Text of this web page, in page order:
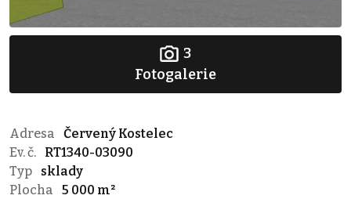
3
Fotogalerie
Adresa
Červený Kostelec
Ev. č.
RT1340-03090
Typ
sklady
Plocha
5 000 m²